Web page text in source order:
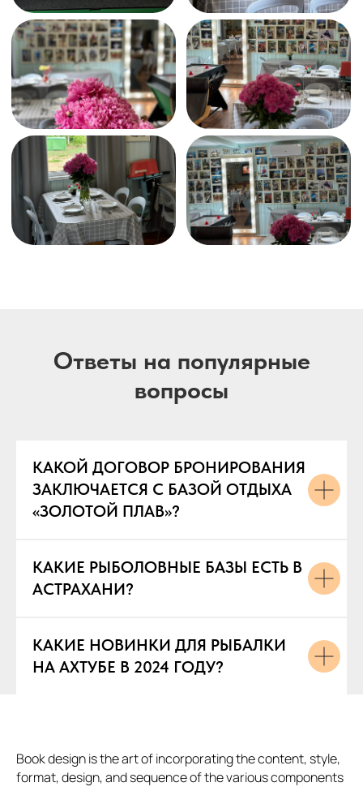
Ответы на популярные
вопросы
КАКОЙ ДОГОВОР БРОНИРОВАНИЯ
ЗАКЛЮЧАЕТСЯ С БАЗОЙ ОТДЫХА
«ЗОЛОТОЙ ПЛАВ»?
КАКИЕ РЫБОЛОВНЫЕ БАЗЫ ЕСТЬ В
АСТРАХАНИ?
КАКИЕ НОВИНКИ ДЛЯ РЫБАЛКИ
НА АХТУБЕ В 2024 ГОДУ?
Book design is the art of incorporating the content, style,
format, design, and sequence of the various components